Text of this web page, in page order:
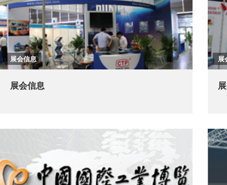
展会信息
展会信息
展